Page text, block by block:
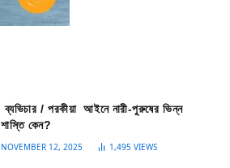
ব্যভিচার / পরকীয়া আইনে নারী-পুরুষের ভিন্ন
শাস্তি কেন?
NOVEMBER 12, 2025 1,495 VIEWS